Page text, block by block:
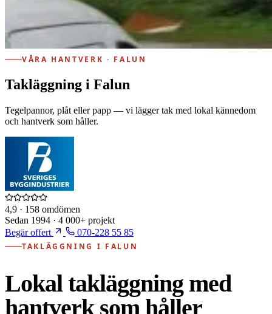
VÅRA HANTVERK · FALUN
Takläggning i Falun
Tegelpannor, plåt eller papp — vi lägger tak med lokal kännedom
och hantverk som håller.
4,9 · 158 omdömen
Sedan 1994 · 4 000+ projekt
Begär offert
070-228 55 85
TAKLÄGGNING I FALUN
Lokal takläggning med
hantverk som håller